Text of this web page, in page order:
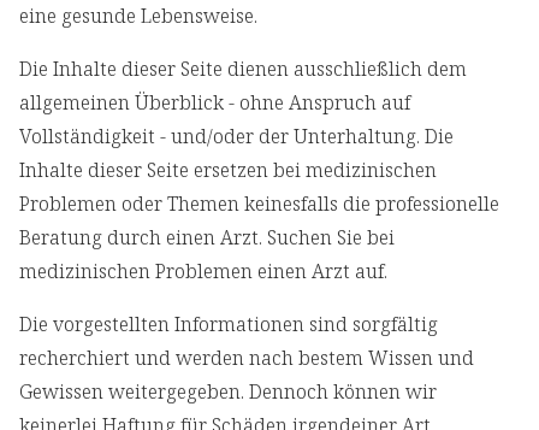
eine gesunde Lebensweise.
Die Inhalte dieser Seite dienen ausschließlich dem
allgemeinen Überblick - ohne Anspruch auf
Vollständigkeit - und/oder der Unterhaltung. Die
Inhalte dieser Seite ersetzen bei medizinischen
Problemen oder Themen keinesfalls die professionelle
Beratung durch einen Arzt. Suchen Sie bei
medizinischen Problemen einen Arzt auf.
Die vorgestellten Informationen sind sorgfältig
recherchiert und werden nach bestem Wissen und
Gewissen weitergegeben. Dennoch können wir